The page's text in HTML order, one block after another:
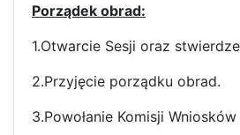
Porządek obrad:
1.Otwarcie Sesji oraz
2.Przyjęcie porządku obrad.
3.Powołanie Komisji Wniosków